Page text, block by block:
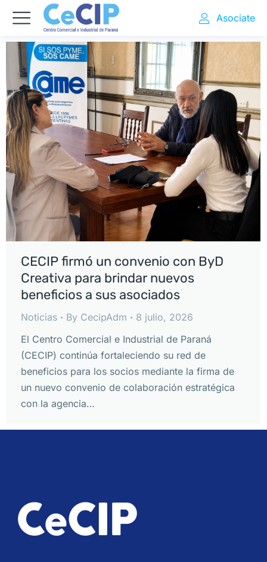
Asociate
CECIP firmó un convenio con ByD
Creativa para brindar nuevos
beneficios a sus asociados
Noticias By CecipAdm
8 julio, 2026
El Centro Comercial e Industrial de Paraná
(CECIP) continúa fortaleciendo su red de
beneficios para los socios mediante la firma de
un nuevo convenio de colaboración estratégica
con la agencia…